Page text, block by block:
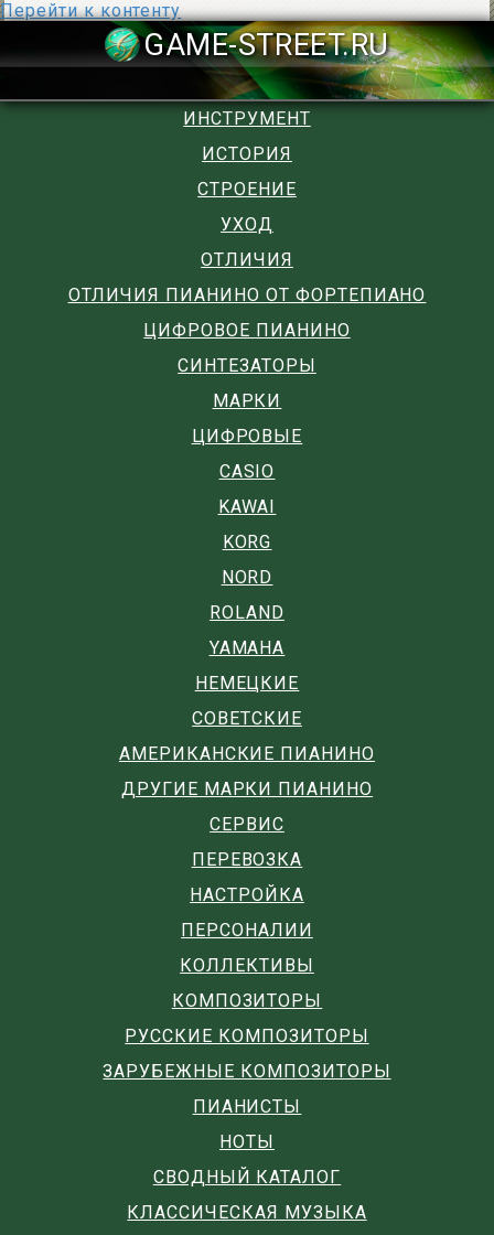
Перейти к контенту
GAME-
ИНСТРУМЕНТ
ИСТОРИЯ
СТРОЕНИЕ
УХОД
ОТЛИЧИЯ
ОТЛИЧИЯ ПИАНИНО ОТ ФОРТЕПИАНО
ЦИФРОВОЕ ПИАНИНО
СИНТЕЗАТОРЫ
МАРКИ
ЦИФРОВЫЕ
CASIO
KAWAI
KORG
NORD
ROLAND
YAMAHA
НЕМЕЦКИЕ
СОВЕТСКИЕ
АМЕРИКАНСКИЕ ПИАНИНО
ДРУГИЕ МАРКИ ПИАНИНО
СЕРВИС
ПЕРЕВОЗКА
НАСТРОЙКА
ПЕРСОНАЛИИ
КОЛЛЕКТИВЫ
КОМПОЗИТОРЫ
РУССКИЕ КОМПОЗИТОРЫ
ЗАРУБЕЖНЫЕ КОМПОЗИТОРЫ
ПИАНИСТЫ
НОТЫ
СВОДНЫЙ КАТАЛОГ
КЛАССИЧЕСКАЯ МУЗЫКА